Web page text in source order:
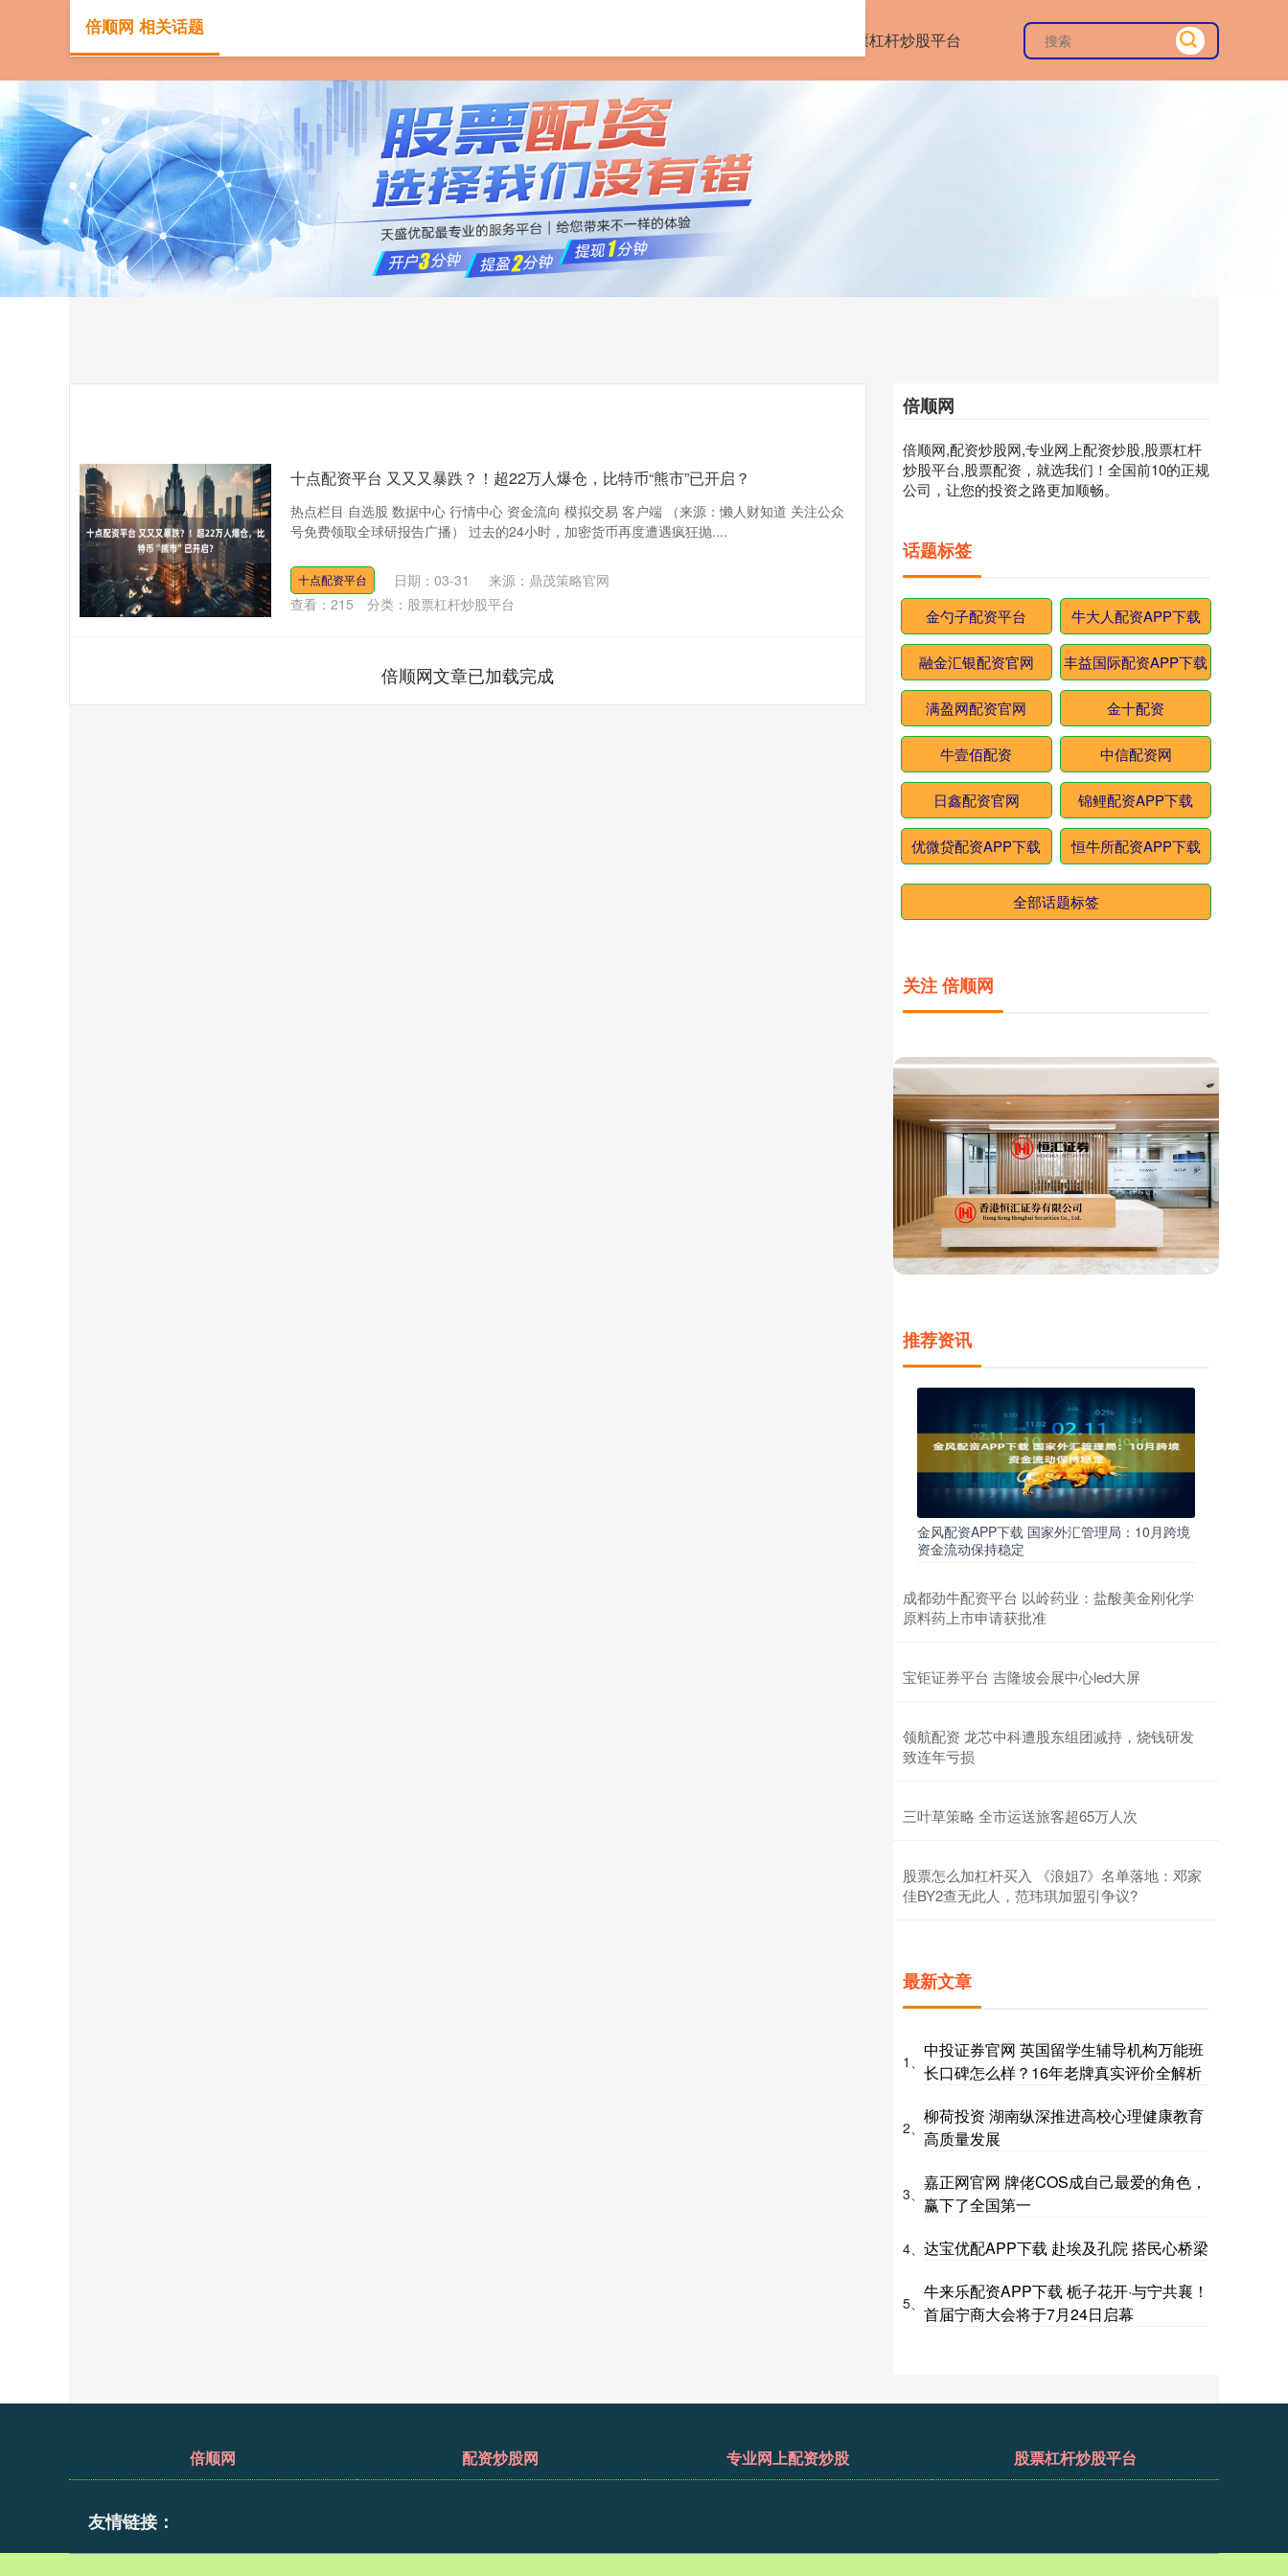
股票杠杆炒股平台
倍顺网 相关话题
十点配资平台 又又又暴跌？！超22万人爆仓，比特币“熊市”已开启？
热点栏目 自选股 数据中心 行情中心 资金流向 模拟交易 客户端 （来源：懒人财知道 关注公众
号免费领取全球研报告广播） 过去的24小时，加密货币再度遭遇疯狂抛....
十点配资平台 日期：03-31
来源：鼎茂策略官网
查看： 215 分类： 股票杠杆炒股平台
倍顺网文章已加载完成
倍顺网
倍顺网,配资炒股网,专业网上配资炒股,股票杠杆
炒股平台,股票配资，就选我们！全国前10的正规
公司，让您的投资之路更加顺畅。
话题标签
金勺子配资平台 牛大人配资APP下载
融金汇银配资官网 丰益国际配资APP下载
满盈网配资官网 金十配资
牛壹佰配资 中信配资网
日鑫配资官网 锦鲤配资APP下载
优微贷配资APP下载 恒牛所配资APP下载
全部话题标签
关注 倍顺网
推荐资讯
金风配资APP下载 国家外汇管理局：10月跨境
资金流动保持稳定
成都劲牛配资平台 以岭药业：盐酸美金刚化学
原料药上市申请获批准
宝钜证券平台 吉隆坡会展中心led大屏
领航配资 龙芯中科遭股东组团减持，烧钱研发
致连年亏损
三叶草策略 全市运送旅客超65万人次
股票怎么加杠杆买入 《浪姐7》名单落地：邓家
佳BY2查无此人，范玮琪加盟引争议?
最新文章
1、
中投证券官网 英国留学生辅导机构万能班
长口碑怎么样？16年老牌真实评价全解析
2、
柳荷投资 湖南纵深推进高校心理健康教育
高质量发展
3、
嘉正网官网 牌佬COS成自己最爱的角色，
赢下了全国第一
4、 达宝优配APP下载 赴埃及孔院 搭民心桥梁
5、
牛来乐配资APP下载 栀子花开·与宁共襄！
首届宁商大会将于7月24日启幕
倍顺网 配资炒股网 专业网上配资炒股 股票杠杆炒股平台
友情链接：